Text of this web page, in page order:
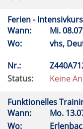
Ferien -
Wann:
Mi.
Wo:
vhs,
Nr.:
Status:
Keine
Funktionelles
Wann:
Mo.
Wo: